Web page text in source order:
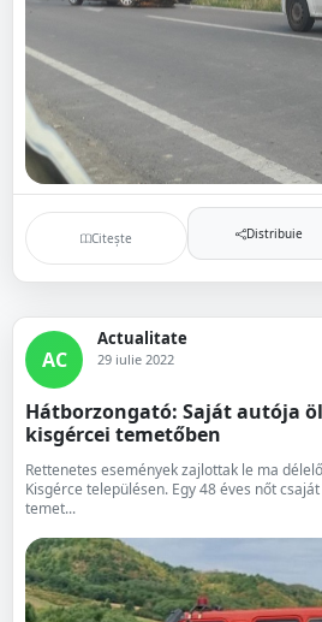
Citește Distribuie
AC
Actualitate
29 iulie 2022
Hátborzongató: Saját autója
kisgércei temetőben
Rettenetes események zajlottak le ma
Kisgérce településen. Egy 48 éves nőt
temet...